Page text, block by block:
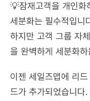
💡잠재고객을 개인화
세분화는 필수적입니
하지만 고객 그룹 자
을 완벽하게 세분화
이젠 세일즈맵에 리
드가 추가되었습니다.